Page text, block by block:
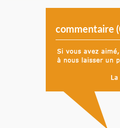
commentaire (